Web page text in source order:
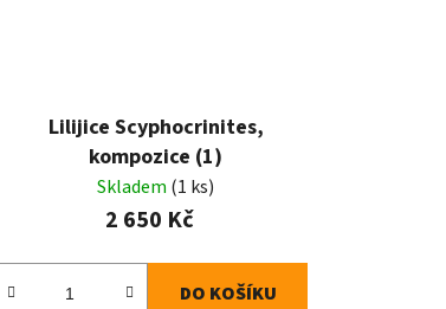
Lilijice Scyphocrinites,
kompozice (1)
Skladem (1 ks)
2 650 Kč
DO KOŠÍKU